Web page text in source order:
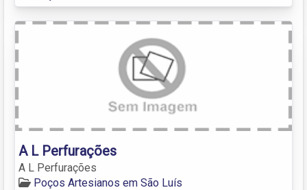
A L Perfurações
A L Perfurações
Poços Artesianos em São Luís